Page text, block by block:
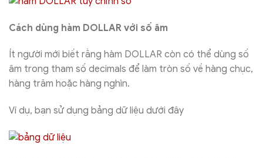
Cách dùng hàm DOLLAR với số âm
Ít người mới biết rằng hàm DOLLAR còn có thể dùng số
âm trong tham số decimals để làm tròn số về hàng chục,
hàng trăm hoặc hàng nghìn.
Ví dụ, bạn sử dụng bảng dữ liệu dưới đây